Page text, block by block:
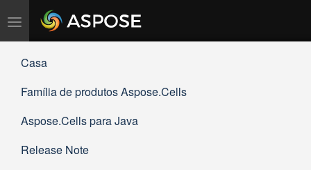
Alternar
navegação
Casa
Família de produtos Aspose.Cells
Aspose.Cells para Java
Release Note